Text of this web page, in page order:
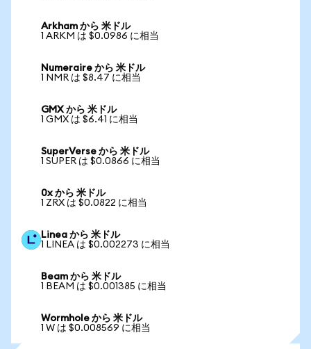
Arkham から 米ドル
1 ARKM は $0.0986 に相当
Numeraire から 米ドル
1 NMR は $8.47 に相当
GMX から 米ドル
1 GMX は $6.41 に相当
SuperVerse から 米ドル
1 SUPER は $0.0866 に相当
0x から 米ドル
1 ZRX は $0.0822 に相当
Linea から 米ドル
1 LINEA は $0.002273 に相当
Beam から 米ドル
1 BEAM は $0.001385 に相当
Wormhole から 米ドル
1 W は $0.008569 に相当